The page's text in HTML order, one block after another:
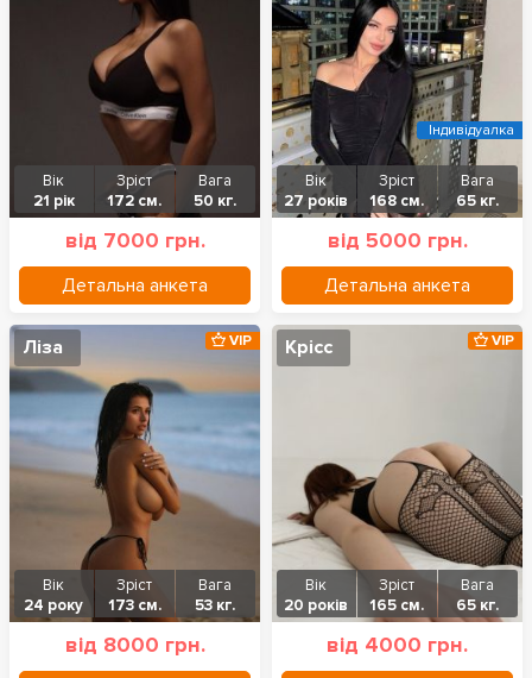
Вік
21 рік
Зріст
172 см.
Вага
50 кг.
від 7000 грн.
Детальна анкета
Вік
27 років
Зріст
168 см.
Вага
65 кг.
від 5000 грн.
Детальна анкета
Індивідуалка
Ліза
Вік
24 року
Зріст
173 см.
Вага
53 кг.
від 8000 грн.
VIP Крісс
Вік
20 років
Зріст
165 см.
Вага
65 кг.
від 4000 грн.
VIP